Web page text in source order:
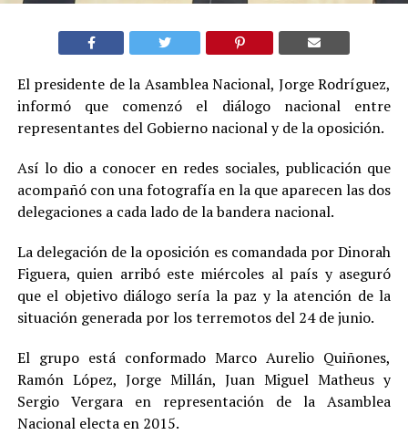
El presidente de la Asamblea Nacional, Jorge Rodríguez,
informó que comenzó el diálogo nacional entre
representantes del Gobierno nacional y de la oposición.
Así lo dio a conocer en redes sociales, publicación que
acompañó con una fotografía en la que aparecen las dos
delegaciones a cada lado de la bandera nacional.
La delegación de la oposición es comandada por Dinorah
Figuera, quien arribó este miércoles al país y aseguró
que el objetivo diálogo sería la paz y la atención de la
situación generada por los terremotos del 24 de junio.
El grupo está conformado Marco Aurelio Quiñones,
Ramón López, Jorge Millán, Juan Miguel Matheus y
Sergio Vergara en representación de la Asamblea
Nacional electa en 2015.